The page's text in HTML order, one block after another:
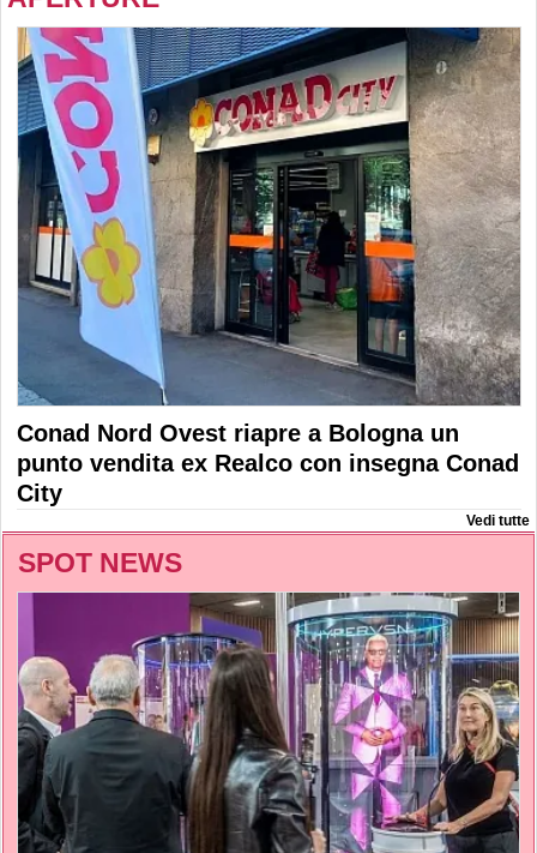
Conad Nord Ovest riapre a Bologna un
punto vendita ex Realco con insegna Conad
City
Vedi tutte
SPOT NEWS